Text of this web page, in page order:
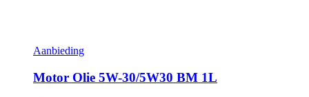
Aanbieding
Motor Olie 5W-30/5W30 BM 1L